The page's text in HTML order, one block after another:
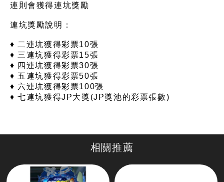
連則會獲得連坑獎勵
連坑獎勵說明：
♦ 二連坑獲得彩票10張
♦ 三連坑獲得彩票15張
♦ 四連坑獲得彩票30張
♦ 五連坑獲得彩票50張
♦ 六連坑獲得彩票100張
♦ 七連坑獲得JP大獎(JP獎池的彩票張數)